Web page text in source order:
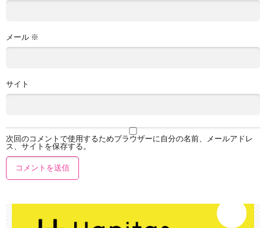
メール ※
サイト
次回のコメントで使用するためブラウザーに自分の名前、メールアドレ
ス、サイトを保存する。